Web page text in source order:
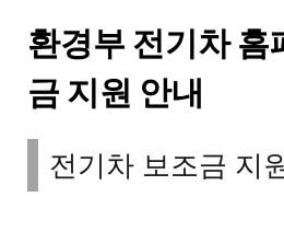
환경부 전기차 홈
금 지원 안내
전기차 보조금 지